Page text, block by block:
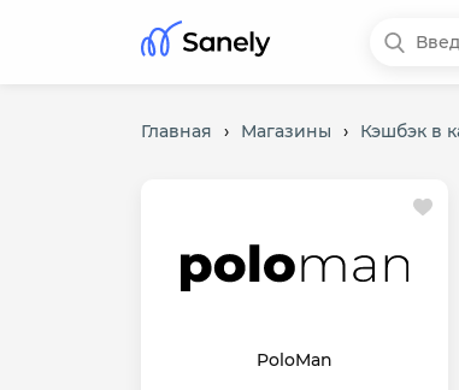
Главная › Магазины › Кэшбэк в
PoloMan